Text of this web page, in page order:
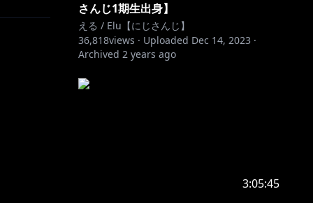
さんじ1期生出身】
える / Elu【にじさんじ】
36,818views · Uploaded Dec 14, 2023 ·
Archived 2 years ago
3:05:45